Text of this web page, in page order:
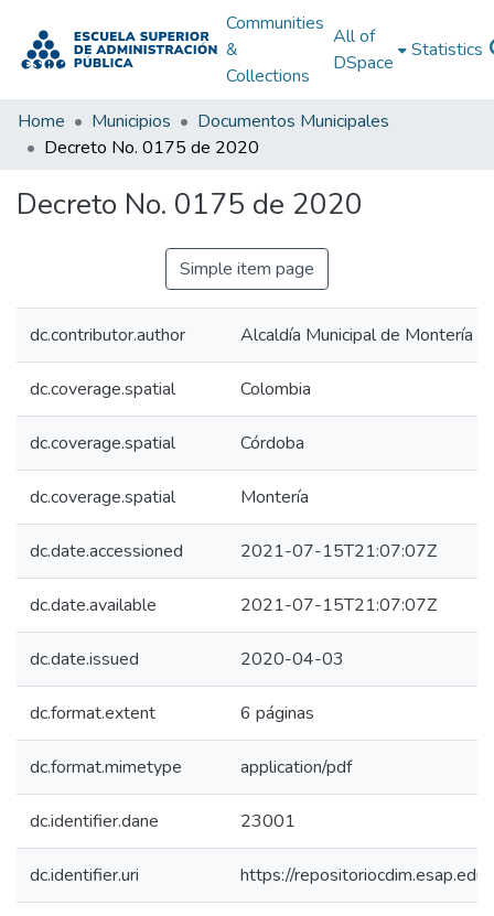
Communities
&
Collections
All of
DSpace
Statistics
Home Municipios
Documentos Municipales
Decreto No. 0175 de 2020
Decreto No. 0175 de 2020
Simple item page
dc.contributor.author Alcaldía Municipal de Montería –
dc.coverage.spatial Colombia
dc.coverage.spatial Córdoba
dc.coverage.spatial Montería
dc.date.accessioned 2021-07-15T21:07:07Z
dc.date.available 2021-07-15T21:07:07Z
dc.date.issued 2020-04-03
dc.format.extent 6 páginas
dc.format.mimetype application/pdf
dc.identifier.dane 23001
dc.identifier.uri https://